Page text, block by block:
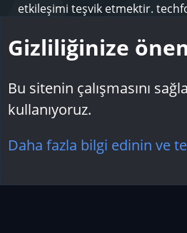
etkileşimi teşvik etmektir.
sunarak, teknoloji
gelişmeleri takip etme ve
Topluluk platform by TechForumTR
Gizliliğinize
Bu sitenin çalışmasını
kullanıyoruz.
Daha fazla bilgi edinin ve